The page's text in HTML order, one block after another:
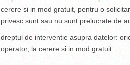
cerere si in mod gratuit, pentru o
privesc sunt sau nu sunt prelucrate de
dreptul de interventie asupra datelor:
operator, la cerere si in mod gratuit: